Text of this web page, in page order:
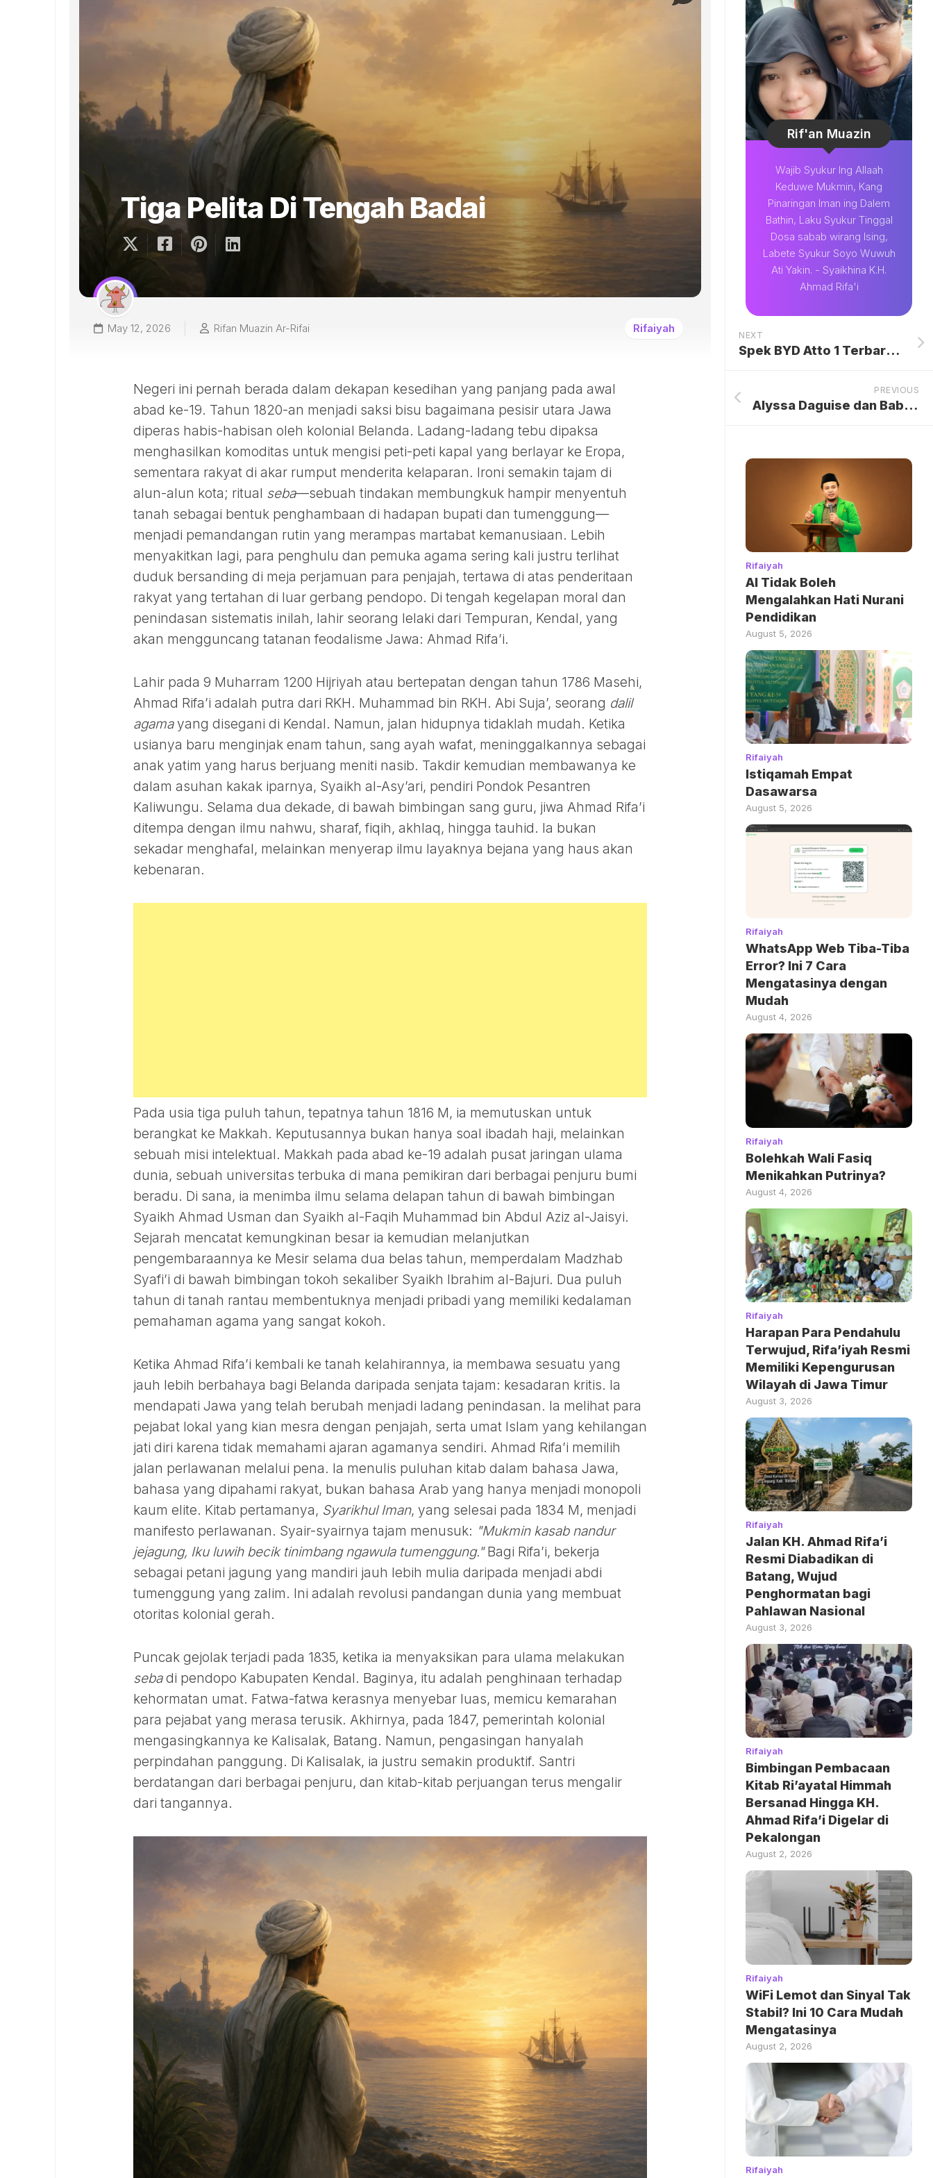
Tiga Pelita Di Tengah Badai
May 12, 2026 Rifan Muazin Ar-Rifai Rifaiyah
Negeri ini pernah berada dalam dekapan kesedihan yang panjang pada awal
abad ke-19. Tahun 1820-an menjadi saksi bisu bagaimana pesisir utara Jawa
diperas habis-habisan oleh kolonial Belanda. Ladang-ladang tebu dipaksa
menghasilkan komoditas untuk mengisi peti-peti kapal yang berlayar ke Eropa,
sementara rakyat di akar rumput menderita kelaparan. Ironi semakin tajam di
alun-alun kota; ritual seba—sebuah tindakan membungkuk hampir menyentuh
tanah sebagai bentuk penghambaan di hadapan bupati dan tumenggung—
menjadi pemandangan rutin yang merampas martabat kemanusiaan. Lebih
menyakitkan lagi, para penghulu dan pemuka agama sering kali justru terlihat
duduk bersanding di meja perjamuan para penjajah, tertawa di atas penderitaan
rakyat yang tertahan di luar gerbang pendopo. Di tengah kegelapan moral dan
penindasan sistematis inilah, lahir seorang lelaki dari Tempuran, Kendal, yang
akan mengguncang tatanan feodalisme Jawa: Ahmad Rifa’i.
Lahir pada 9 Muharram 1200 Hijriyah atau bertepatan dengan tahun 1786 Masehi,
Ahmad Rifa’i adalah putra dari RKH. Muhammad bin RKH. Abi Suja’, seorang dalil
agamayang disegani di Kendal. Namun, jalan hidupnya tidaklah mudah. Ketika
usianya baru menginjak enam tahun, sang ayah wafat, meninggalkannya sebagai
anak yatim yang harus berjuang meniti nasib. Takdir kemudian membawanya ke
dalam asuhan kakak iparnya, Syaikh al-Asy’ari, pendiri Pondok Pesantren
Kaliwungu. Selama dua dekade, di bawah bimbingan sang guru, jiwa Ahmad Rifa’i
ditempa dengan ilmu nahwu, sharaf, fiqih, akhlaq, hingga tauhid. Ia bukan
sekadar menghafal, melainkan menyerap ilmu layaknya bejana yang haus akan
kebenaran.
Pada usia tiga puluh tahun, tepatnya tahun 1816 M, ia memutuskan untuk
berangkat ke Makkah. Keputusannya bukan hanya soal ibadah haji, melainkan
sebuah misi intelektual. Makkah pada abad ke-19 adalah pusat jaringan ulama
dunia, sebuah universitas terbuka di mana pemikiran dari berbagai penjuru bumi
beradu. Di sana, ia menimba ilmu selama delapan tahun di bawah bimbingan
Syaikh Ahmad Usman dan Syaikh al-Faqih Muhammad bin Abdul Aziz al-Jaisyi.
Sejarah mencatat kemungkinan besar ia kemudian melanjutkan
pengembaraannya ke Mesir selama dua belas tahun, memperdalam Madzhab
Syafi’i di bawah bimbingan tokoh sekaliber Syaikh Ibrahim al-Bajuri. Dua puluh
tahun di tanah rantau membentuknya menjadi pribadi yang memiliki kedalaman
pemahaman agama yang sangat kokoh.
Ketika Ahmad Rifa’i kembali ke tanah kelahirannya, ia membawa sesuatu yang
jauh lebih berbahaya bagi Belanda daripada senjata tajam: kesadaran kritis. Ia
mendapati Jawa yang telah berubah menjadi ladang penindasan. Ia melihat para
pejabat lokal yang kian mesra dengan penjajah, serta umat Islam yang kehilangan
jati diri karena tidak memahami ajaran agamanya sendiri. Ahmad Rifa’i memilih
jalan perlawanan melalui pena. Ia menulis puluhan kitab dalam bahasa Jawa,
bahasa yang dipahami rakyat, bukan bahasa Arab yang hanya menjadi monopoli
kaum elite. Kitab pertamanya, Syarikhul Iman, yang selesai pada 1834 M, menjadi
manifesto perlawanan. Syair-syairnya tajam menusuk: "Mukmin kasab nandur
jejagung, Iku luwih becik tinimbang ngawula tumenggung."Bagi Rifa’i, bekerja
sebagai petani jagung yang mandiri jauh lebih mulia daripada menjadi abdi
tumenggung yang zalim. Ini adalah revolusi pandangan dunia yang membuat
otoritas kolonial gerah.
Puncak gejolak terjadi pada 1835, ketika ia menyaksikan para ulama melakukan
sebadi pendopo Kabupaten Kendal. Baginya, itu adalah penghinaan terhadap
kehormatan umat. Fatwa-fatwa kerasnya menyebar luas, memicu kemarahan
para pejabat yang merasa terusik. Akhirnya, pada 1847, pemerintah kolonial
mengasingkannya ke Kalisalak, Batang. Namun, pengasingan hanyalah
perpindahan panggung. Di Kalisalak, ia justru semakin produktif. Santri
berdatangan dari berbagai penjuru, dan kitab-kitab perjuangan terus mengalir
dari tangannya.
Rif'an Muazin
Wajib Syukur Ing Allaah
Keduwe Mukmin, Kang
Pinaringan Iman ing Dalem
Bathin, Laku Syukur Tinggal
Dosa sabab wirang Ising,
Labete Syukur Soyo Wuwuh
Ati Yakin. - Syaikhina K.H.
Ahmad Rifa'i
NEXT
Spek BYD Atto 1 Terbaru: Harga Mulai Rp 180 Jutaan, Jarak Tempuh 405 Km
PREVIOUS
Alyssa Daguise dan Baby Soleil Zephora Ghazali dalam Keadaan Baik Pasca Melahirkan, Pemulihan Berjalan Lancar
Rifaiyah
AI Tidak Boleh
Mengalahkan Hati Nurani
Pendidikan
August 5, 2026
Rifaiyah
Istiqamah Empat
Dasawarsa
August 5, 2026
Rifaiyah
WhatsApp Web Tiba-Tiba
Error? Ini 7 Cara
Mengatasinya dengan
Mudah
August 4, 2026
Rifaiyah
Bolehkah Wali Fasiq
Menikahkan Putrinya?
August 4, 2026
Rifaiyah
Harapan Para Pendahulu
Terwujud, Rifa’iyah Resmi
Memiliki Kepengurusan
Wilayah di Jawa Timur
August 3, 2026
Rifaiyah
Jalan KH. Ahmad Rifa’i
Resmi Diabadikan di
Batang, Wujud
Penghormatan bagi
Pahlawan Nasional
August 3, 2026
Rifaiyah
Bimbingan Pembacaan
Kitab Ri’ayatal Himmah
Bersanad Hingga KH.
Ahmad Rifa’i Digelar di
Pekalongan
August 2, 2026
Rifaiyah
WiFi Lemot dan Sinyal Tak
Stabil? Ini 10 Cara Mudah
Mengatasinya
August 2, 2026
Rifaiyah